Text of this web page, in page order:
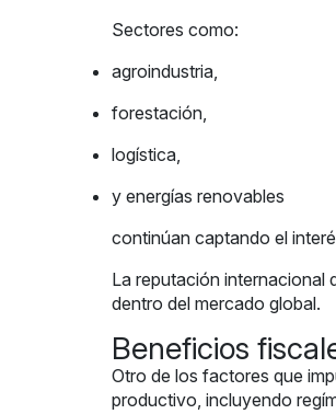
Sectores como:
agroindustria,
forestación,
logística,
y energías renovables
continúan captando el
La reputación internacional
dentro del mercado global.
Beneficios
Otro de los factores que
productivo, incluyendo